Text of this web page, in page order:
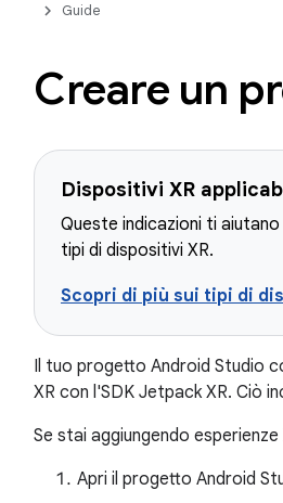
Guide
Creare un
Dispositivi XR
Queste indicazioni ti
tipi di dispositivi XR.
Scopri di più sui tipi di
Il tuo progetto Android Studio
XR con l'SDK Jetpack XR. Ciò
Se stai aggiungendo
Apri il progetto Android